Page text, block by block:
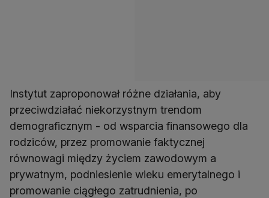
Instytut zaproponował różne działania, aby
przeciwdziałać niekorzystnym trendom
demograficznym - od wsparcia finansowego dla
rodziców, przez promowanie faktycznej
równowagi między życiem zawodowym a
prywatnym, podniesienie wieku emerytalnego i
promowanie ciągłego zatrudnienia, po